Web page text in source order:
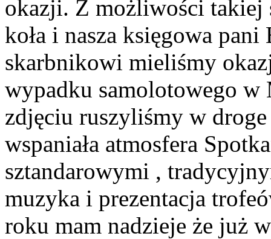
okazji. Z możliwości takiej
koła i nasza księgowa
skarbnikowi mieliśmy
wypadku samolotowego w
zdjęciu ruszyliśmy w droge
wspaniała atmosfera
sztandarowymi ,
muzyka i prezentacja
roku mam nadzieje że już